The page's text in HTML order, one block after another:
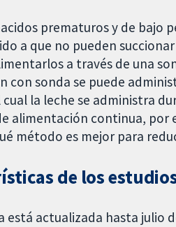
prematuros y de bajo
a que no pueden
a través de una
con sonda se puede
la leche se administra
alimentación continua, por
método es mejor para
de los
está actualizada hasta julio